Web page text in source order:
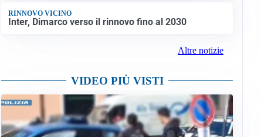
RINNOVO VICINO
Inter, Dimarco verso il rinnovo fino al 2030
Altre notizie
VIDEO PIÙ VISTI